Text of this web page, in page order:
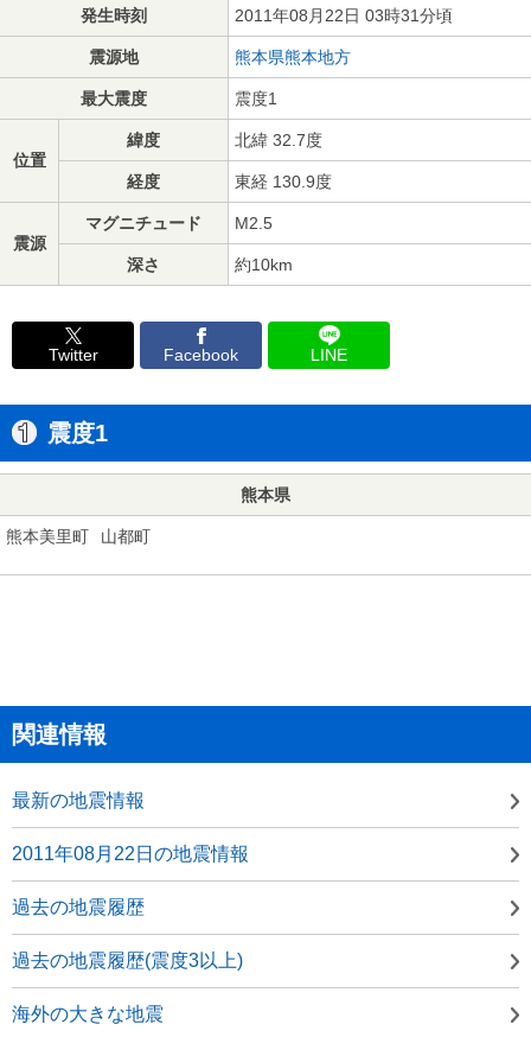
発生時刻 2011年08月22日 03時31分頃
震源地 熊本県熊本地方
最大震度 震度1
位置
緯度 北緯 32.7度
経度 東経 130.9度
震源
マグニチュード M2.5
深さ 約10km
Twitter Facebook LINE
震度1
熊本県
熊本美里町 山都町
関連情報
最新の地震情報
2011年08月22日の地震情報
過去の地震履歴
過去の地震履歴(震度3以上)
海外の大きな地震